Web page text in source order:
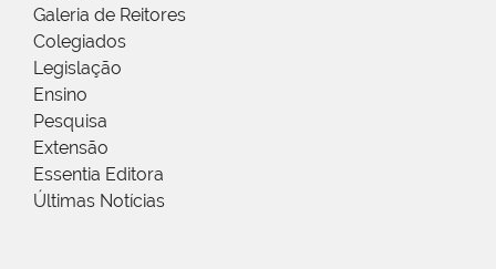
Galeria de Reitores
Colegiados
Legislação
Ensino
Pesquisa
Extensão
Essentia Editora
Últimas Notícias